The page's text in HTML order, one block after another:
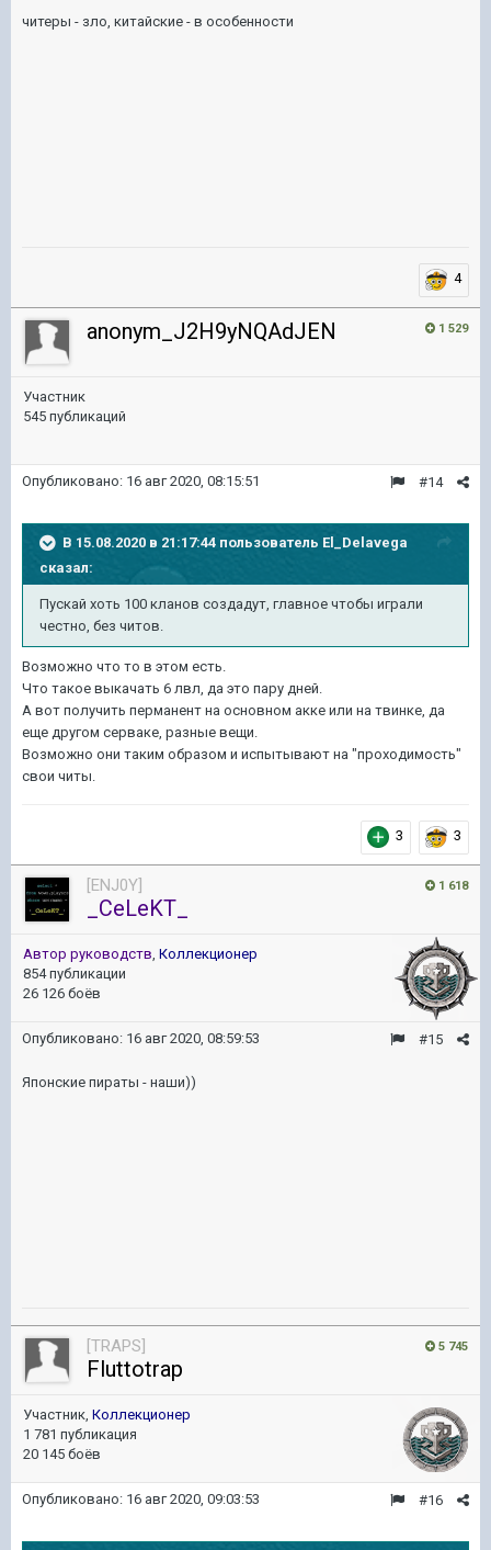
читеры - зло, китайские - в особенности
4
1 529
anonym_J2H9yNQAdJEN
Участник
545 публикаций
#14
Опубликовано: 16 авг 2020, 08:15:51
В 15.08.2020 в 21:17:44 пользователь El_Delavega
сказал:
Пускай хоть 100 кланов создадут, главное чтобы играли
честно, без читов.
Возможно что то в этом есть.
Что такое выкачать 6 лвл, да это пару дней.
А вот получить перманент на основном акке или на твинке, да
еще другом серваке, разные вещи.
Возможно они таким образом и испытывают на "проходимость"
свои читы.
3 3
1 618
[ENJ0Y]
_CeLeKT_
Автор руководств, Коллекционер
854 публикации
26 126 боёв
#15
Опубликовано: 16 авг 2020, 08:59:53
Японские пираты - наши))
5 745
[TRAPS]
Fluttotrap
Участник, Коллекционер
1 781 публикация
20 145 боёв
#16
Опубликовано: 16 авг 2020, 09:03:53